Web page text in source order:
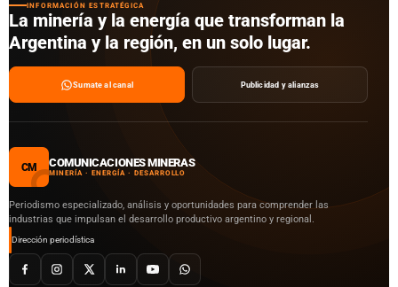
INFORMACIÓN ESTRATÉGICA
La minería y la energía que transforman la
Argentina y la región, en un solo lugar.
Sumate al canal Publicidad y alianzas
CM COMUNICACIONES MINERAS
MINERÍA · ENERGÍA · DESARROLLO
Periodismo especializado, análisis y oportunidades para comprender las
industrias que impulsan el desarrollo productivo argentino y regional.
Dirección periodística